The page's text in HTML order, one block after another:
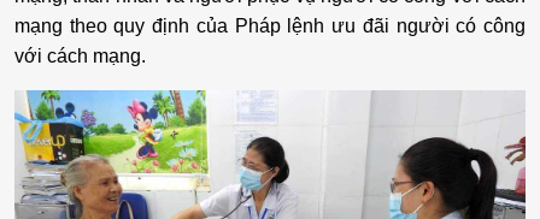
mạng theo quy định của Pháp lệnh ưu đãi người có công
với cách mạng.